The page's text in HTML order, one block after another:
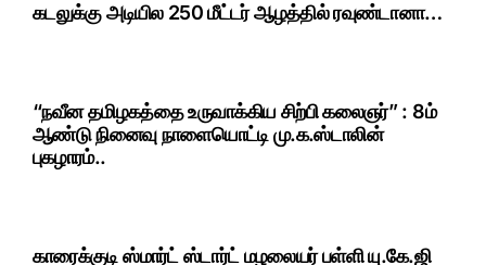
கடலுக்கு அடியில 250 மீட்டர் ஆழத்தில் ரவுண்டானா…
“நவீன தமிழகத்தை உருவாக்கிய சிற்பி கலைஞர்” : 8ம்
ஆண்டு நினைவு நாளையொட்டி மு.க.ஸ்டாலின்
புகழாரம்..
காரைக்குடி ஸ்மார்ட் ஸ்டார்ட் மழலையர் பள்ளி யு.கே.ஜி